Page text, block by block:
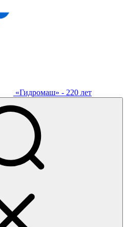
«Гидромаш» - 220 лет